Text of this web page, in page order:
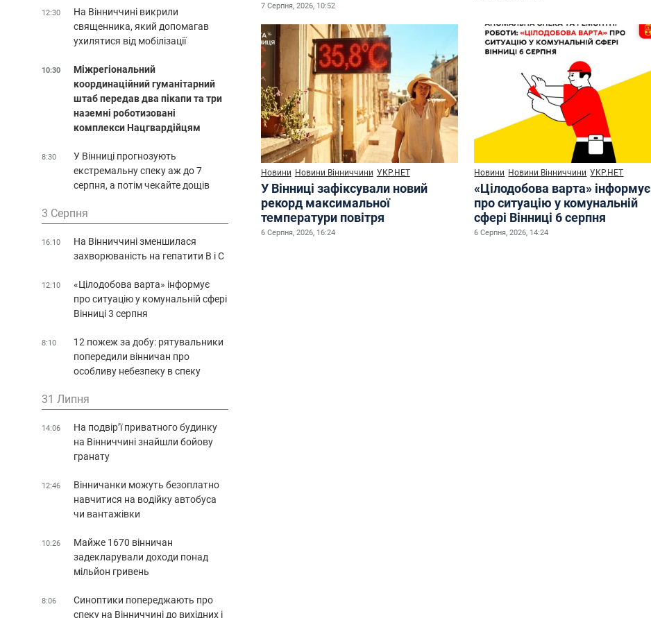
7 Серпня, 2026, 10:52
Новини Новини Вінниччини УКР.НЕТ
У Вінниці зафіксували новий
рекорд максимальної
температури повітря
6 Серпня, 2026, 16:24
Новини Новини Вінниччини УКР.НЕТ
«Цілодобова варта» інформує
про ситуацію у комунальній
сфері Вінниці 6 серпня
6 Серпня, 2026, 14:24
12:30
На Вінниччині викрили
священника, який допомагав
ухилятися від мобілізації
10:30
Міжрегіональний
координаційний гуманітарний
штаб передав два пікапи та три
наземні роботизовані
комплекси Нацгвардійцям
8:30
У Вінниці прогнозують
екстремальну спеку аж до 7
серпня, а потім чекайте дощів
3 Серпня
16:10
На Вінниччині зменшилася
захворюваність на гепатити В і С
12:10
«Цілодобова варта» інформує
про ситуацію у комунальній сфері
Вінниці 3 серпня
8:10
12 пожеж за добу: рятувальники
попередили вінничан про
особливу небезпеку в спеку
31 Липня
14:06
На подвір’ї приватного будинку
на Вінниччині знайшли бойову
гранату
12:46
Вінничанки можуть безоплатно
навчитися на водійку автобуса
чи вантажівки
10:26
Майже 1670 вінничан
задекларували доходи понад
мільйон гривень
8:06
Синоптики попереджають про
спеку на Вінниччині до вихідних і